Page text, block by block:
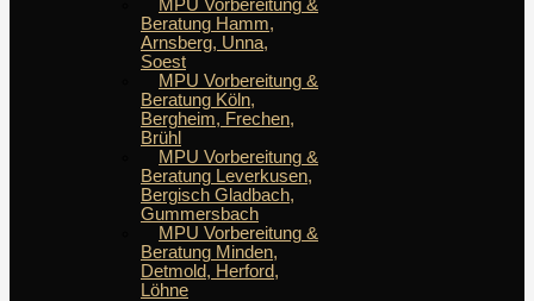
MPU Vorbereitung &
Beratung Hamm,
Arnsberg, Unna,
Soest
MPU Vorbereitung &
Beratung Köln,
Bergheim, Frechen,
Brühl
MPU Vorbereitung &
Beratung Leverkusen,
Bergisch Gladbach,
Gummersbach
MPU Vorbereitung &
Beratung Minden,
Detmold, Herford,
Löhne